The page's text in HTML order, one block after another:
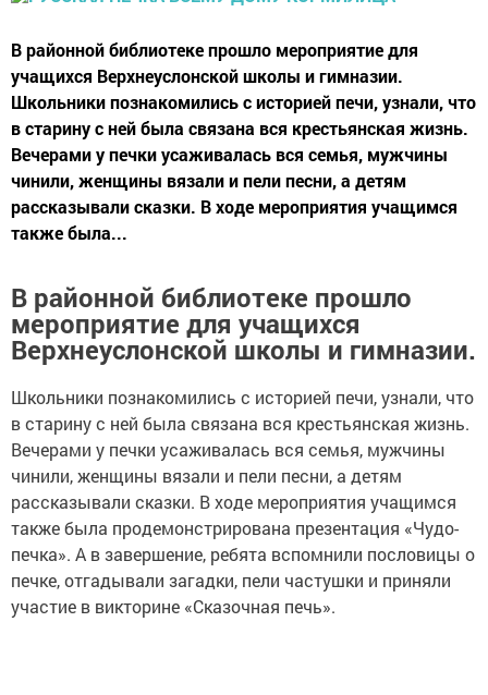
В районной библиотеке прошло мероприятие для
учащихся Верхнеуслонской школы и гимназии.
Школьники познакомились с историей печи, узнали, что
в старину с ней была связана вся крестьянская жизнь.
Вечерами у печки усаживалась вся семья, мужчины
чинили, женщины вязали и пели песни, а детям
рассказывали сказки. В ходе мероприятия учащимся
также была...
В районной библиотеке прошло
мероприятие для учащихся
Верхнеуслонской школы и гимназии.
Школьники познакомились с историей печи, узнали, что
в старину с ней была связана вся крестьянская жизнь.
Вечерами у печки усаживалась вся семья, мужчины
чинили, женщины вязали и пели песни, а детям
рассказывали сказки. В ходе мероприятия учащимся
также была продемонстрирована презентация «Чудо-
печка». А в завершение, ребята вспомнили пословицы о
печке, отгадывали загадки, пели частушки и приняли
участие в викторине «Сказочная печь».